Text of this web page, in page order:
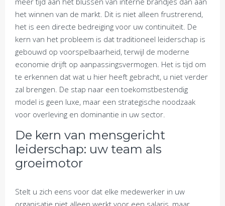
het winnen van de markt. Dit is niet alleen frustrerend,
het is een directe bedreiging voor uw continuïteit. De
kern van het probleem is dat traditioneel leiderschap is
gebouwd op voorspelbaarheid, terwijl de moderne
economie drijft op aanpassingsvermogen. Het is tijd om
te erkennen dat wat u hier heeft gebracht, u niet verder
zal brengen. De stap naar een toekomstbestendig
model is geen luxe, maar een strategische noodzaak
voor overleving en dominantie in uw sector.
De kern van mensgericht
leiderschap: uw team als
groeimotor
Stelt u zich eens voor dat elke medewerker in uw
organisatie niet alleen werkt voor een salaris, maar